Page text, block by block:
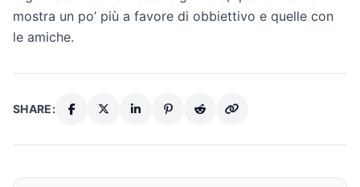
mostra un po’ più a favore di obbiettivo e quelle con
le amiche.
SHARE: